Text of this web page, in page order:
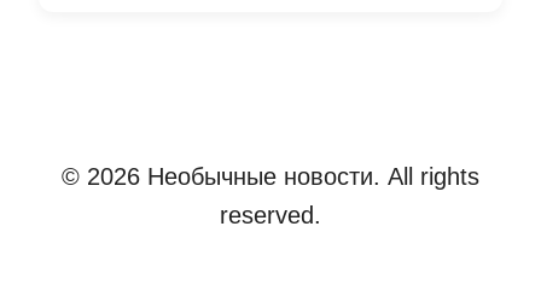
© 2026 Необычные новости. All rights
reserved.